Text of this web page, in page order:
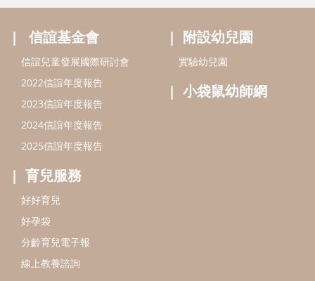
信誼基金會
信誼兒童發展國際研討會
2022信誼年度報告
2023信誼年度報告
2024信誼年度報告
2025信誼年度報告
育兒服務
好好育兒
好孕袋
分齡育兒電子報
線上教養諮詢
附設幼兒園
實驗幼兒園
小袋鼠幼師網